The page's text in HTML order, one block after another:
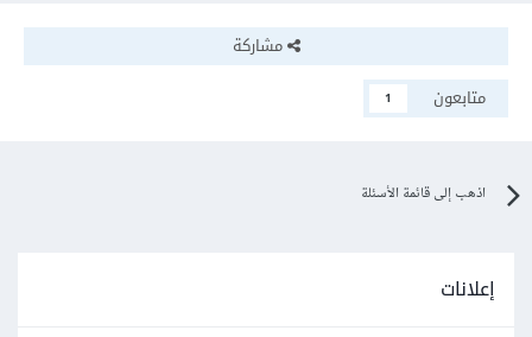
مشاركة
متابعون
1
اذهب إلى قائمة الأسئلة
إعلانات